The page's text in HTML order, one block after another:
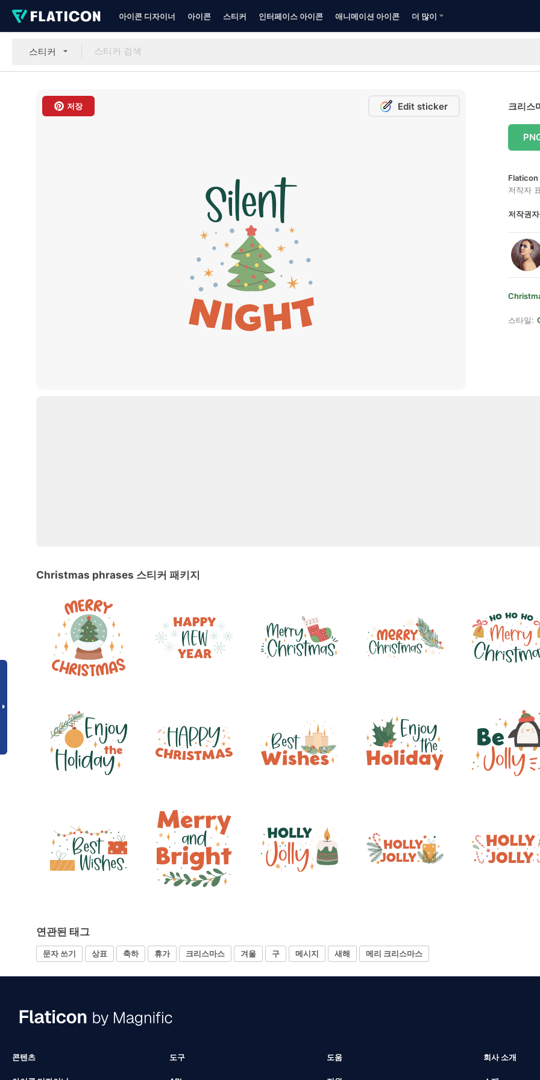
아이콘 디자이너 아이콘 스티커 인터페이스 아이콘 애니메이션 아이콘 더 많이
스티커
저장 Edit sticker 크리스
Flaticon
저작자
저작권
스타일:
Christmas phrases 스티커 패키지
연관된 태그
문자 쓰기 상표 축하 휴가 크리스마스 겨울 구 메시지 새해 메리 크리스마스
콘텐츠 도구 도움 회사 소개